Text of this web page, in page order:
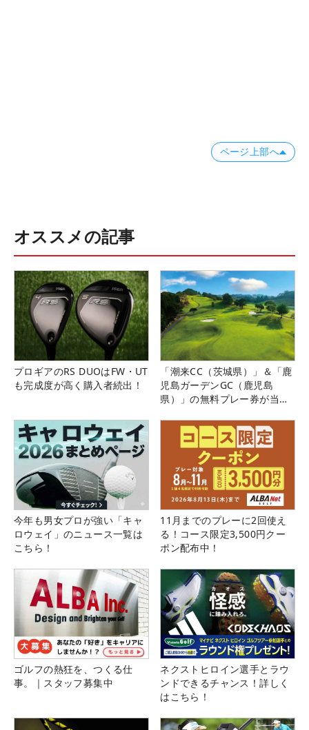
ページ上部へ
オススメの記事
プロギアのRS DUOはFW・UT
も完成度が高く購入者続出！
「潮来CC（茨城県）」＆「鹿
児島ガーデンGC（鹿児島
県）」の無料プレー券が当た
今年も男女プロが強い「キャ
ロウェイ」のニュース一覧は
こちら！
11月までのプレーに2回使え
る！コース限定3,500円クー
ポン配布中！
ゴルフの熱狂を、つくる仕
事。｜スタッフ募集中
ネクストヒロイン選手とラウ
ンドできるチャンス！詳しく
はこちら！